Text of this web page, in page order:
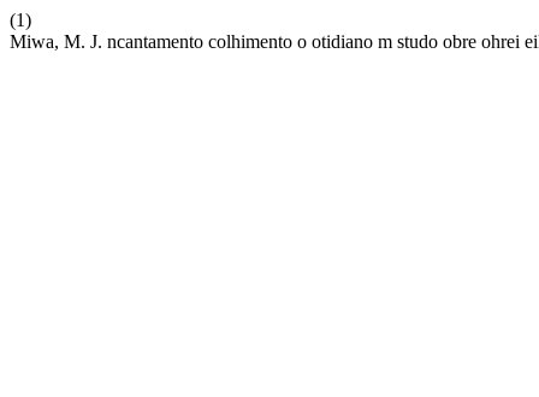
(1)
Miwa, M. J. ncantamento colhimento o otidiano m studo obre ohrei